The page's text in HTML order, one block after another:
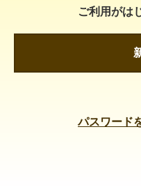
ご利用がは
パスワード